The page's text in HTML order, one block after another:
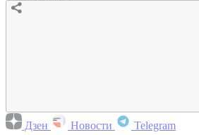
Дзен Новости Telegram